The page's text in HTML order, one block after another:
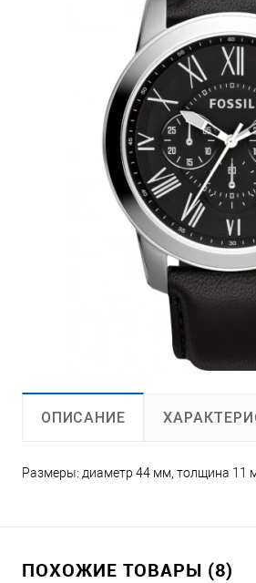
ОПИСАНИЕ
Размеры: диаметр 44 мм, толщина 11
ПОХОЖИЕ ТОВАРЫ (8)